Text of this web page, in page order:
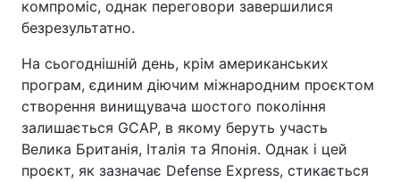
компроміс, однак переговори завершилися
безрезультатно.
На сьогоднішній день, крім американських
програм, єдиним діючим міжнародним проєктом
створення винищувача шостого покоління
залишається GCAP, в якому беруть участь
Велика Британія, Італія та Японія. Однак і цей
проєкт, як зазначає Defense Express, стикається